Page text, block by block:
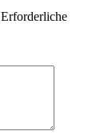
Erforderliche